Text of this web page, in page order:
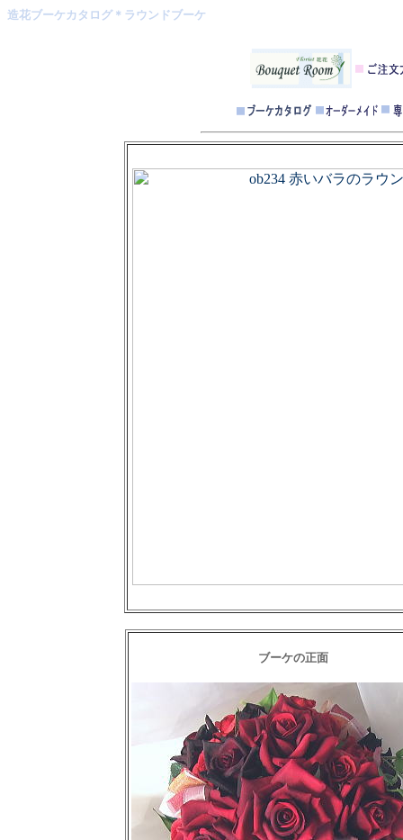
造花ブーケカタログ＊ラウンドブーケ
ブーケの正面